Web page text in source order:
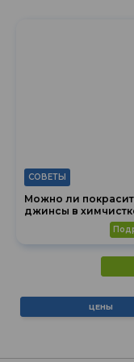
СОВЕТЫ
Можно ли
джинсы в
ЦЕНЫ